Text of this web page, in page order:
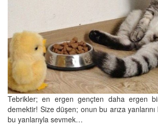
Tebrikler; en ergen gençten daha ergen
demektir! Size düşen; onun bu arıza
bu yanlarıyla sevmek…